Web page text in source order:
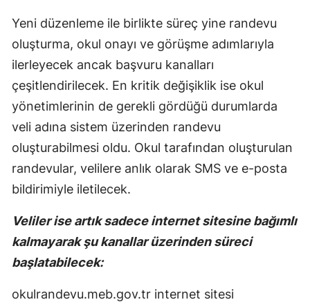
Yeni düzenleme ile birlikte süreç yine randevu
oluşturma, okul onayı ve görüşme adımlarıyla
ilerleyecek ancak başvuru kanalları
çeşitlendirilecek. En kritik değişiklik ise okul
yönetimlerinin de gerekli gördüğü durumlarda
veli adına sistem üzerinden randevu
oluşturabilmesi oldu. Okul tarafından oluşturulan
randevular, velilere anlık olarak SMS ve e-posta
bildirimiyle iletilecek.
Veliler ise artık sadece internet sitesine bağımlı
kalmayarak şu kanallar üzerinden süreci
başlatabilecek:
okulrandevu.meb.gov.tr internet sitesi